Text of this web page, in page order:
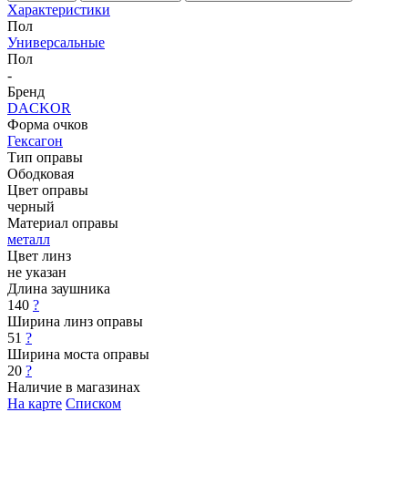
Характеристики
Пол
Универсальные
Пол
-
Бренд
DACKOR
Форма очков
Гексагон
Тип оправы
Ободковая
Цвет оправы
черный
Материал оправы
металл
Цвет линз
не указан
Длина заушника
140 ?
Ширина линз оправы
51 ?
Ширина моста оправы
20 ?
Наличие в магазинах
На карте Списком